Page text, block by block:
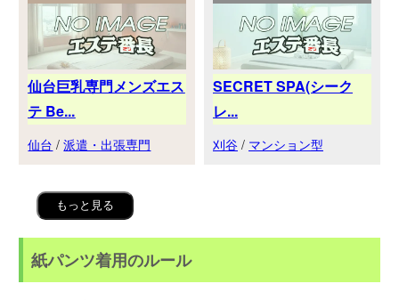
仙台巨乳専門メンズエス
テ Be...
仙台 /派遣・出張専門
SECRET SPA(シーク
レ...
刈谷 / マンション型
もっと見る
紙パンツ着用のルール